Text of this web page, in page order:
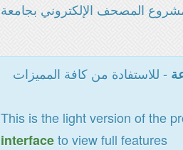
المصحف الإلكتروني بجامعة
- للاستفادة من كافة المميزات
This is the light version of the
interfaceto view full features